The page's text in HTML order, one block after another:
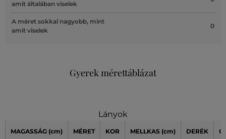
amit általában viselek
A méret sokkal nagyobb, mint
amit viselek
0
Gyerek mérettáblázat
Lányok
MAGASSÁG (cm) MÉRET KOR MELLKAS (cm)
DERÉK